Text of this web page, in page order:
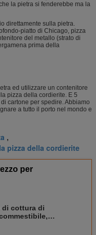
la pietra si fenderebbe ma la
direttamente sulla pietra.
piatto di Chicago, pizza
del metallo (strato di
prima della
ed utilizzare un contenitore
pizza della cordierite. E 5
cartone per spedire. Abbiamo
a tutto il porto nel mondo e
,
pizza della cordierite
per
di cottura di